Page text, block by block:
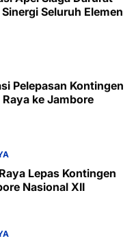
Seluruh Elemen
Pelepasan Kontingen
ke Jambore
Lepas Kontingen
Nasional XII